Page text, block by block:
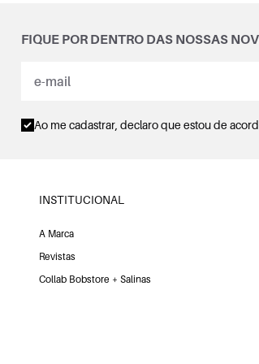
FIQUE POR DENTRO DAS NOSSAS
Ao me cadastrar, declaro que estou de
INSTITUCIONAL
A Marca
Revistas
Collab Bobstore + Salinas